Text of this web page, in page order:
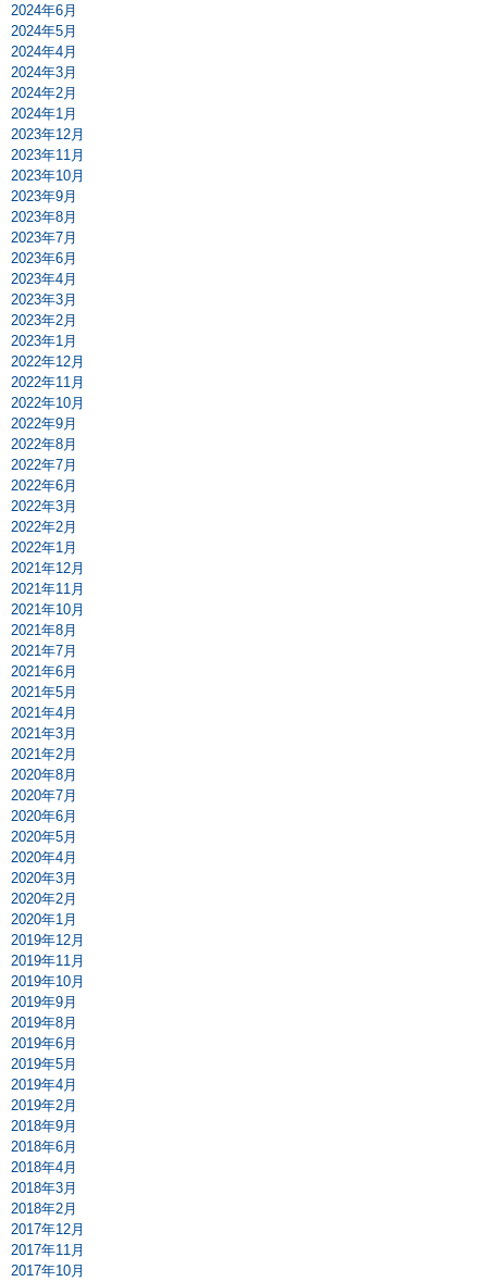
2024年6月
2024年5月
2024年4月
2024年3月
2024年2月
2024年1月
2023年12月
2023年11月
2023年10月
2023年9月
2023年8月
2023年7月
2023年6月
2023年4月
2023年3月
2023年2月
2023年1月
2022年12月
2022年11月
2022年10月
2022年9月
2022年8月
2022年7月
2022年6月
2022年3月
2022年2月
2022年1月
2021年12月
2021年11月
2021年10月
2021年8月
2021年7月
2021年6月
2021年5月
2021年4月
2021年3月
2021年2月
2020年8月
2020年7月
2020年6月
2020年5月
2020年4月
2020年3月
2020年2月
2020年1月
2019年12月
2019年11月
2019年10月
2019年9月
2019年8月
2019年6月
2019年5月
2019年4月
2019年2月
2018年9月
2018年6月
2018年4月
2018年3月
2018年2月
2017年12月
2017年11月
2017年10月